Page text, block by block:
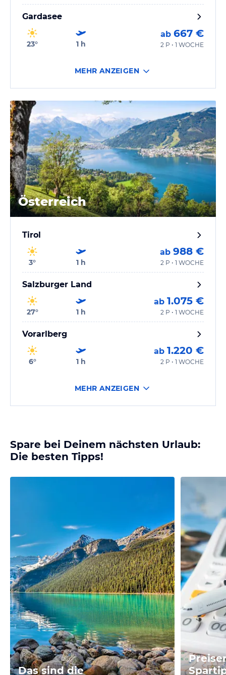
Gardasee
23° 1h
ab 667 €
2 P • 1 WOCHE
MEHR ANZEIGEN
Österreich
Tirol
3° 1h
ab 988 €
2 P • 1 WOCHE
Salzburger Land
27° 1h
ab 1.075 €
2 P • 1 WOCHE
Vorarlberg
6° 1h
ab 1.220 €
2 P • 1 WOCHE
MEHR ANZEIGEN
Spare bei Deinem nächsten Urlaub:
Die besten Tipps!
Das sind die